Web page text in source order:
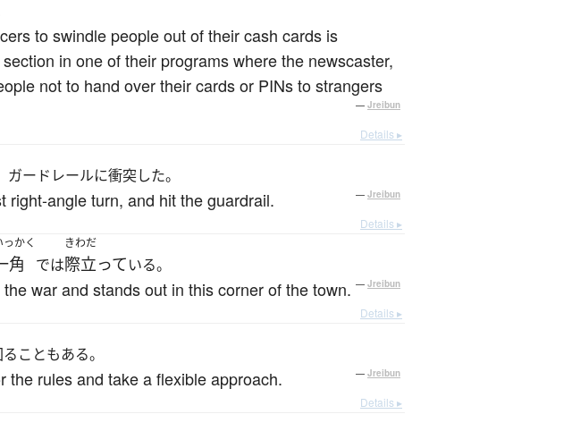
to swindle people out of their cash cards is
in one of their programs where the newscaster,
not to hand over their cards or PINs to strangers
— Jreibun
Details ▸
ードレールに衝突した。
right-angle turn, and hit the guardrail. — Jreibun
Details ▸
っかく
角 では
きわだ
際立っている。
war and stands out in this corner of the town. — Jreibun
Details ▸
こともある。
the rules and take a flexible approach. — Jreibun
Details ▸